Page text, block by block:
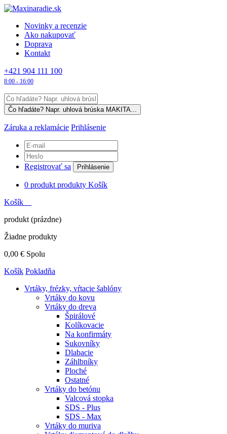
Novinky a recenzie
Ako nakupovať
Doprava
Kontakt
+421 904 111 100
8:00 - 16:00
Záruka a reklamácie Prihlásenie
Registrovať sa Prihlásenie
0 produkt produkty Košík
Košík
produkt (prázdne)
Žiadne produkty
0,00 € Spolu
Košík Pokladňa
Vrtáky, frézky, vŕtacie šablóny
Vrtáky do kovu
Vrtáky do dreva
Špirálové
Kolíkovacie
Na konfirmáty
Sukovníky
Dlabacie
Záhlbníky
Ploché
Ostatné
Vrtáky do betónu
Valcová stopka
SDS - Plus
SDS - Max
Vrtáky do muriva